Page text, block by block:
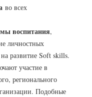
во всех
воспитания,
личностных
на развитие Soft skills.
участие в
регионального
Подобные